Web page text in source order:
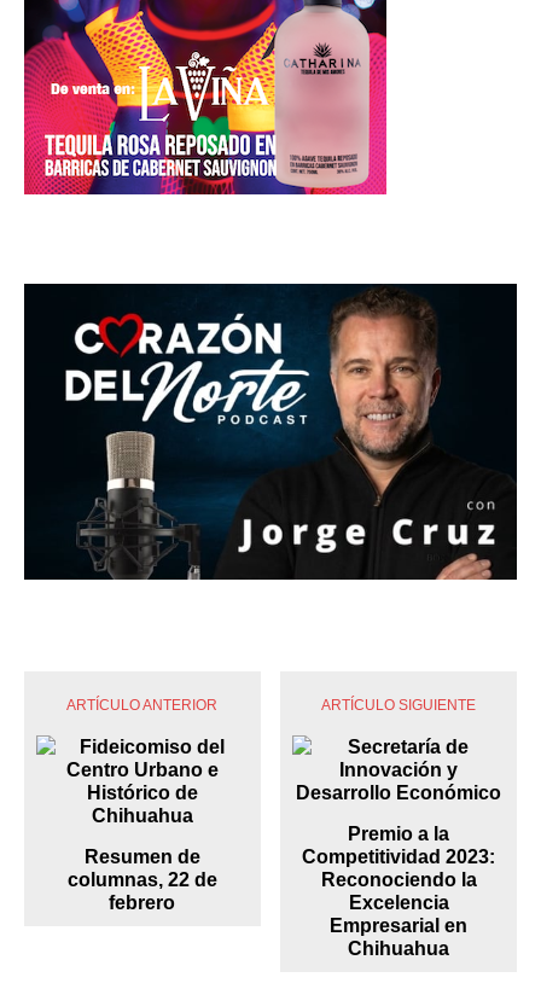
ARTÍCULO ANTERIOR
Resumen de
columnas, 22 de
febrero
ARTÍCULO SIGUIENTE
Premio a la
Competitividad 2023:
Reconociendo la
Excelencia
Empresarial en
Chihuahua